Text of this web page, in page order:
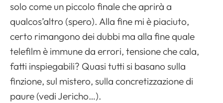
solo come un piccolo finale che aprirà a
qualcos’altro (spero). Alla fine mi è piaciuto,
certo rimangono dei dubbi ma alla fine quale
telefilm è immune da errori, tensione che cala,
fatti inspiegabili? Quasi tutti si basano sulla
finzione, sul mistero, sulla concretizzazione di
paure (vedi Jericho…).